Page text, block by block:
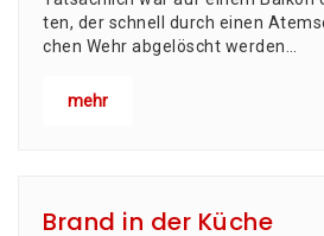
ten, der schnell durch einen
chen Wehr abge­löscht wer­den…
mehr
Brand in der Küche